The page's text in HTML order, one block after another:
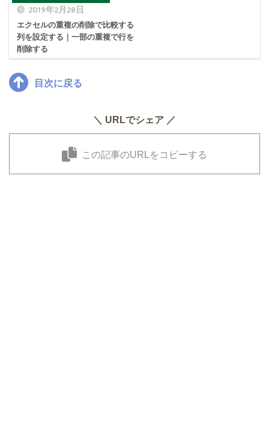
2019年2月28日
エクセルの重複の削除で比較する
列を設定する｜一部の重複で行を
削除する
目次に戻る
＼ URLでシェア ／
この記事のURLをコピーする